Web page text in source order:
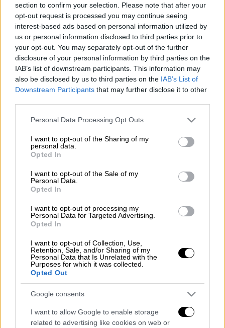
section to confirm your selection. Please note that after your
opt-out request is processed you may continue seeing
interest-based ads based on personal information utilized by
us or personal information disclosed to third parties prior to
your opt-out. You may separately opt-out of the further
disclosure of your personal information by third parties on the
IAB’s list of downstream participants. This information may
also be disclosed by us to third parties on the IAB’s List of
Downstream Participants that may further disclose it to other
Please note that this website/app uses one or more Google
not limited to your visit or usage behaviour. You may click to
grant or deny consent to Google and its third-party tags to
use your data for below specified purposes in below Google
consent section.
Personal Data Processing Opt Outs
I want to opt-out of the Sharing of my
personal data.
Opted In
I want to opt-out of the Sale of my
Personal Data.
Opted In
I want to opt-out of processing my
Personal Data for Targeted Advertising.
Opted In
I want to opt-out of Collection, Use,
Retention, Sale, and/or Sharing of my
Personal Data that Is Unrelated with the
Purposes for which it was collected.
Opted Out
Google consents
I want to allow Google to enable storage
related to advertising like cookies on web or
Προσθέστε το ΕΘΝΟΣ στη Google
Ένας σύγχρονος Ηρακλής μιας υπερφυσικής
belikeyou.gr
Τα σχολιά σας δημοσιεύονται άμεσα με δική σας ευθύνη. Το
ΕΘΝΟΣ θα παρεμβαίνει και τα προσβλητικά σχόλια θα